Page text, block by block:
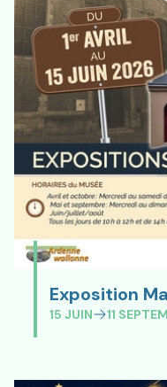
Exposition
15 JUIN 11